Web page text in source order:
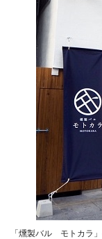
「燻製バル モトカラ